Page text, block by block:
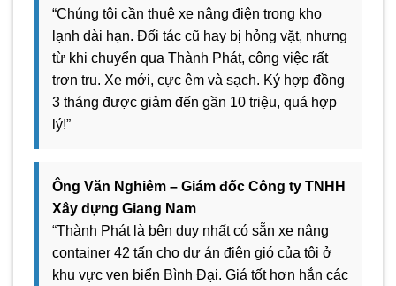
“Chúng tôi cần thuê xe nâng điện trong kho
lạnh dài hạn. Đối tác cũ hay bị hỏng vặt, nhưng
từ khi chuyển qua Thành Phát, công việc rất
trơn tru. Xe mới, cực êm và sạch. Ký hợp đồng
3 tháng được giảm đến gần 10 triệu, quá hợp
lý!”
Ông Văn Nghiêm – Giám đốc Công ty TNHH
Xây dựng Giang Nam
“Thành Phát là bên duy nhất có sẵn xe nâng
container 42 tấn cho dự án điện gió của tôi ở
khu vực ven biển Bình Đại. Giá tốt hơn hẳn các